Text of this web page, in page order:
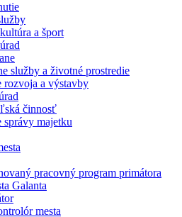
a šport
služby a životné prostredie
rozvoja a výstavby
činnosť
správy majetku
pracovný program primátora
Galanta
mesta